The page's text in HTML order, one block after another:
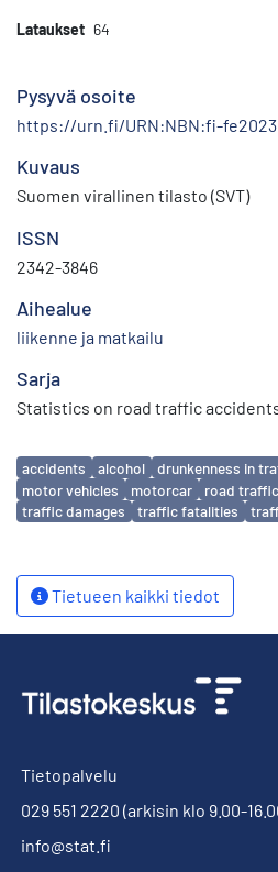
Lataukset 64
Pysyvä osoite
https://urn.fi/URN:NBN:fi-
Kuvaus
Suomen virallinen tilasto (SVT)
ISSN
2342-3846
Aihealue
liikenne ja matkailu
Sarja
Statistics on road traffic
Avainsanat
accidents alcohol drunkenness in
motor vehicles
motorcar road traffic
traffic damages
traffic fatalities
Tietueen kaikki tiedot
Tietopalvelu
029 551 2220 (arkisin klo 9.00-
info@stat.fi